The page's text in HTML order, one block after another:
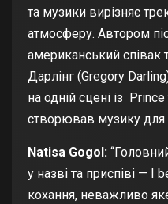
та музики вирізняє
атмосферу. Автором
американський співак
Дарлінг (Gregory
на одній сцені із
створював музику
Natisa Gogol:
у назві та приспіві — I
кохання, неважливо